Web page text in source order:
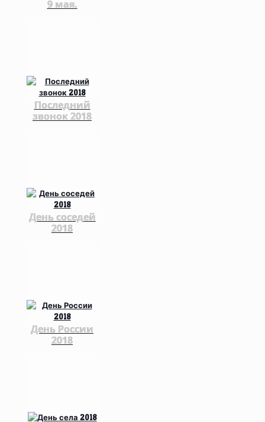
9 мая.
Последний
звонок 2018
День соседей
2018
День России
2018